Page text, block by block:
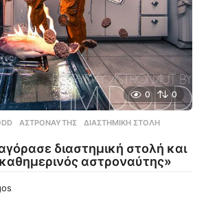
0 0
,ΑΣΤΡΟΝΑΎΤΗΣ ,ΔΙΑΣΤΗΜΙΚΉ ΣΤΟΛΉ
διαστημική στολή και
αστροναύτης»